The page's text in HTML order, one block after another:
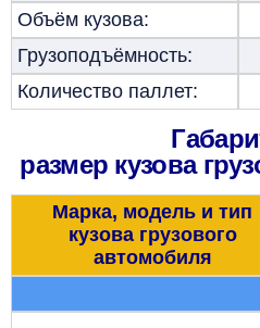
Объём кузова:
Грузоподъёмность:
Количество паллет:
размер кузова
Марка, модель и тип
кузова грузового
автомобиля